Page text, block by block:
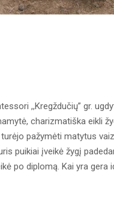
,,Kregždučių” gr.
charizmatiška eikli
pažymėti matytus
puikiai įveikė žygį
po diplomą. Kai yra gera